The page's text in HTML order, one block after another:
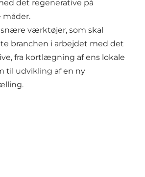
det regenerative på
måder.
værktøjer, som skal
branchen i arbejdet med det
fra kortlægning af ens lokale
til udvikling af en ny